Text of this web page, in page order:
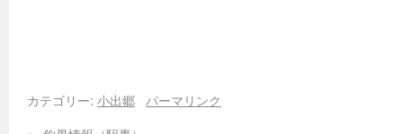
カテゴリー: 小出郷
パーマリンク